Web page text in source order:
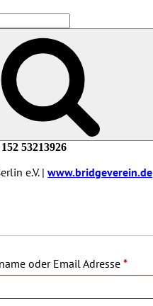
53213926
e.V. | www.bridgeverein.de
oder Email Adresse *